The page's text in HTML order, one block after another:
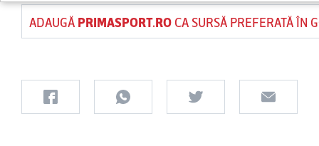
ADAUGĂ PRIMASPORT.ROCA SURSĂ PREFERATĂ ÎN